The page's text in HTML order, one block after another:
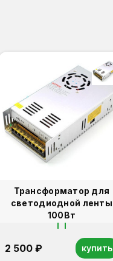
Трансформатор для
светодиодной ленты
100Вт
2 500 ₽ купить